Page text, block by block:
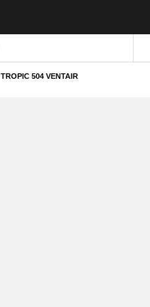
TROPIC 504 VENTAIR